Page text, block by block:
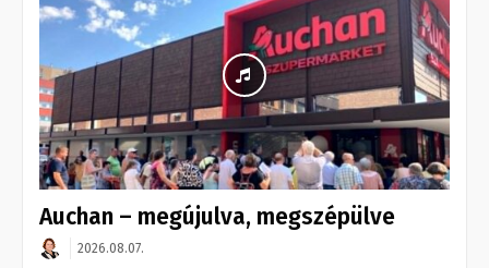
Auchan – megújulva, megszépülve
2026.08.07.